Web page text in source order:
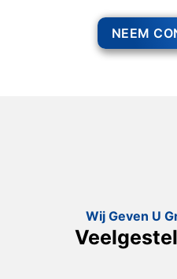
NEEM
Wij Geven U